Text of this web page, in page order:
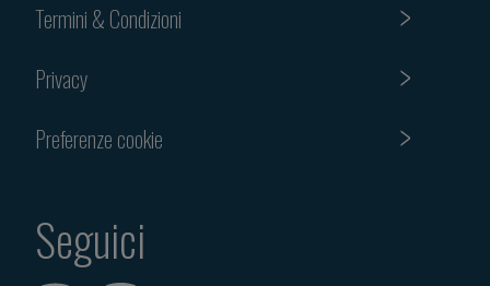
Termini & Condizioni
Privacy
Preferenze cookie
Seguici